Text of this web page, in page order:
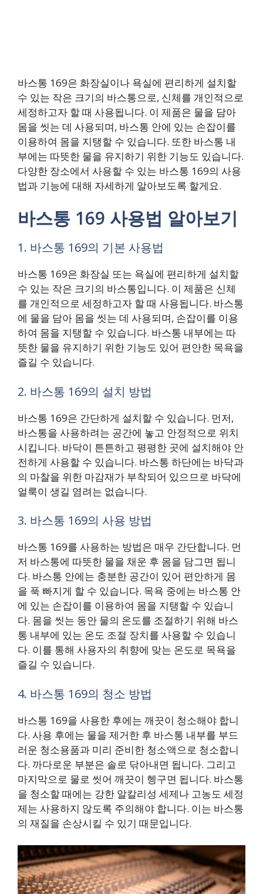
바스통 169은 화장실이나 욕실에 편리하게 설치할
수 있는 작은 크기의 바스통으로, 신체를 개인적으로
세정하고자 할 때 사용됩니다. 이 제품은 물을 담아
몸을 씻는 데 사용되며, 바스통 안에 있는 손잡이를
이용하여 몸을 지탱할 수 있습니다. 또한 바스통 내
부에는 따뜻한 물을 유지하기 위한 기능도 있습니다.
다양한 장소에서 사용할 수 있는 바스통 169의 사용
법과 기능에 대해 자세하게 알아보도록 할게요.
바스통 169 사용법 알아보기
1. 바스통 169의 기본 사용법
바스통 169은 화장실 또는 욕실에 편리하게 설치할
수 있는 작은 크기의 바스통입니다. 이 제품은 신체
를 개인적으로 세정하고자 할 때 사용됩니다. 바스통
에 물을 담아 몸을 씻는 데 사용되며, 손잡이를 이용
하여 몸을 지탱할 수 있습니다. 바스통 내부에는 따
뜻한 물을 유지하기 위한 기능도 있어 편안한 목욕을
즐길 수 있습니다.
2. 바스통 169의 설치 방법
바스통 169은 간단하게 설치할 수 있습니다. 먼저,
바스통을 사용하려는 공간에 놓고 안정적으로 위치
시킵니다. 바닥이 튼튼하고 평평한 곳에 설치해야 안
전하게 사용할 수 있습니다. 바스통 하단에는 바닥과
의 마찰을 위한 마감재가 부착되어 있으므로 바닥에
얼룩이 생길 염려는 없습니다.
3. 바스통 169의 사용 방법
바스통 169를 사용하는 방법은 매우 간단합니다. 먼
저 바스통에 따뜻한 물을 채운 후 몸을 담그면 됩니
다. 바스통 안에는 충분한 공간이 있어 편안하게 몸
을 푹 빠지게 할 수 있습니다. 목욕 중에는 바스통 안
에 있는 손잡이를 이용하여 몸을 지탱할 수 있습니
다. 몸을 씻는 동안 물의 온도를 조절하기 위해 바스
통 내부에 있는 온도 조절 장치를 사용할 수 있습니
다. 이를 통해 사용자의 취향에 맞는 온도로 목욕을
즐길 수 있습니다.
4. 바스통 169의 청소 방법
바스통 169을 사용한 후에는 깨끗이 청소해야 합니
다. 사용 후에는 물을 제거한 후 바스통 내부를 부드
러운 청소용품과 미리 준비한 청소액으로 청소합니
다. 까다로운 부분은 솔로 닦아내면 됩니다. 그리고
마지막으로 물로 씻어 깨끗이 헹구면 됩니다. 바스통
을 청소할 때에는 강한 알칼리성 세제나 고농도 세정
제는 사용하지 않도록 주의해야 합니다. 이는 바스통
의 재질을 손상시킬 수 있기 때문입니다.